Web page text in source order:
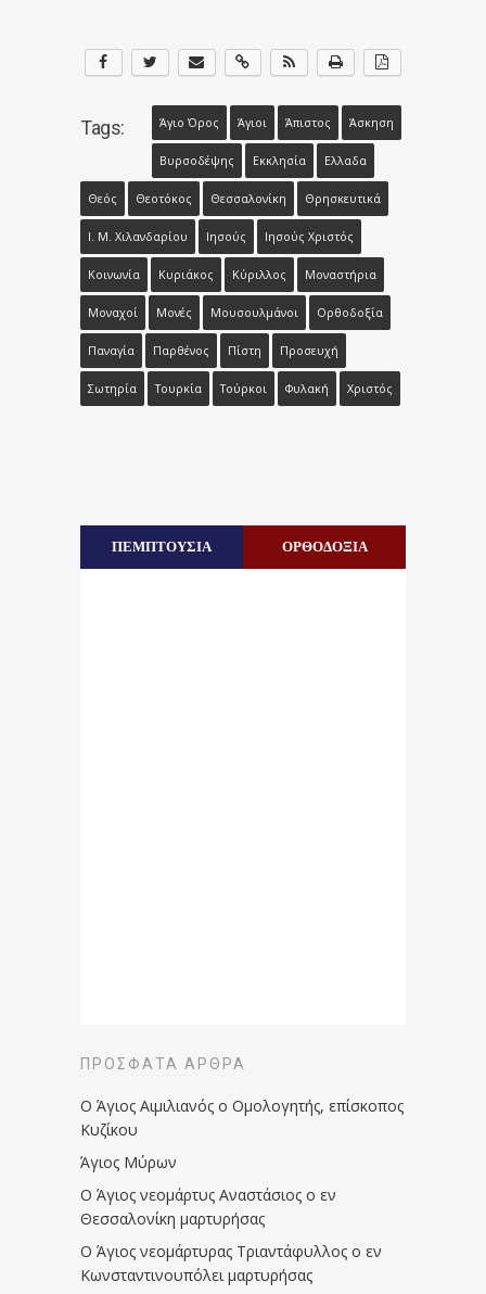
Tags: Άγιο Όρος Άγιοι Άπιστος Άσκηση
Βυρσοδέψης Εκκλησία Ελλαδα
Θεός Θεοτόκος Θεσσαλονίκη Θρησκευτικά
Ι. Μ. Χιλανδαρίου Ιησούς Ιησούς Χριστός
Κοινωνία Κυριάκος Κύριλλος Μοναστήρια
Μοναχοί Μονές Μουσουλμάνοι Ορθοδοξία
Παναγία Παρθένος Πίστη Προσευχή
Σωτηρία Τουρκία Τούρκοι Φυλακή Χριστός
ΠΕΜΠΤΟΥΣΙΑ ΟΡΘΟΔΟΞΙΑ
ΠΡΌΣΦΑΤΑ ΆΡΘΡΑ
Ο Άγιος Αιμιλιανός ο Ομολογητής, επίσκοπος
Κυζίκου
Άγιος Μύρων
Ο Άγιος νεομάρτυς Αναστάσιος ο εν
Θεσσαλονίκη μαρτυρήσας
Ο Άγιος νεομάρτυρας Τριαντάφυλλος ο εν
Κωνσταντινουπόλει μαρτυρήσας